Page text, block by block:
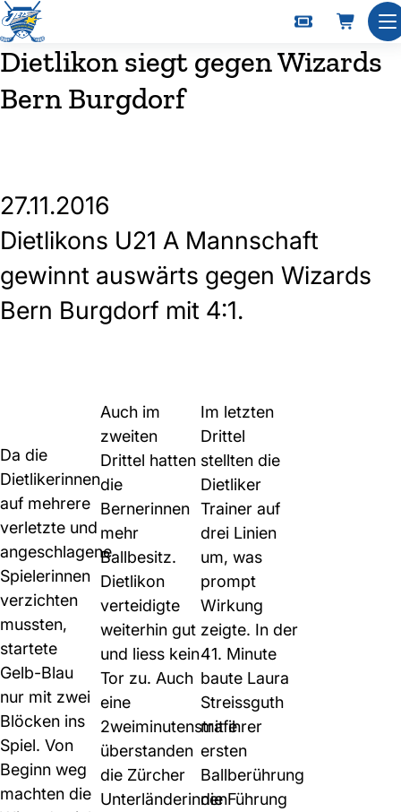
Dietlikon siegt gegen Wizards
Bern Burgdorf
27.11.2016
Dietlikons U21 A Mannschaft
gewinnt auswärts gegen Wizards
Bern Burgdorf mit 4:1.
Da die
Dietlikerinnen
auf mehrere
verletzte und
angeschlagene
Spielerinnen
verzichten
mussten,
startete
Gelb-Blau
nur mit zwei
Blöcken ins
Spiel. Von
Beginn weg
machten die
Auch im
zweiten
Drittel hatten
die
Bernerinnen
mehr
Ballbesitz.
Dietlikon
verteidigte
weiterhin gut
und liess kein
Tor zu. Auch
eine
2weiminutenstrafe
überstanden
die Zürcher
Unterländerinnen
Im letzten
Drittel
stellten die
Dietliker
Trainer auf
drei Linien
um, was
prompt
Wirkung
zeigte. In der
41. Minute
baute Laura
Streissguth
mit ihrer
ersten
Ballberührung
die Führung